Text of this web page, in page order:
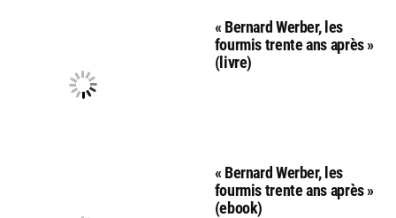
« Bernard Werber, les
fourmis trente ans après »
(livre)
« Bernard Werber, les
fourmis trente ans après »
(ebook)